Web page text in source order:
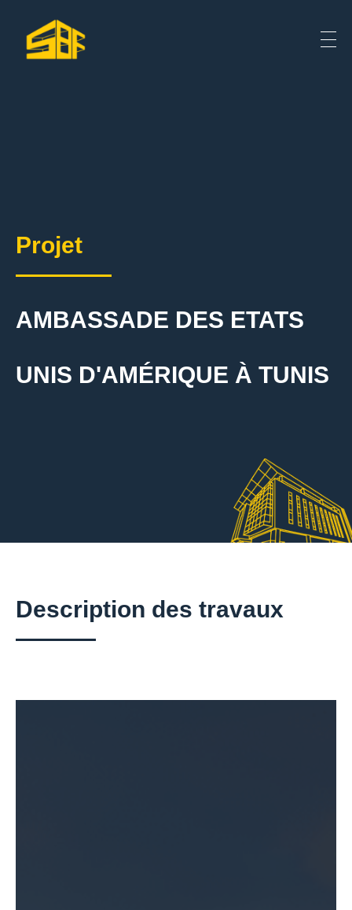
Projet
AMBASSADE DES ETATS
UNIS D'AMÉRIQUE À TUNIS
Description des travaux